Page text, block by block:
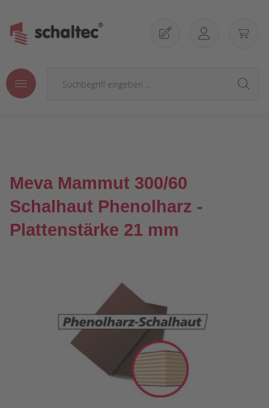
Meva Mammut 300/60
Schalhaut Phenolharz -
Plattenstärke 21 mm
Bildergalerie überspringen